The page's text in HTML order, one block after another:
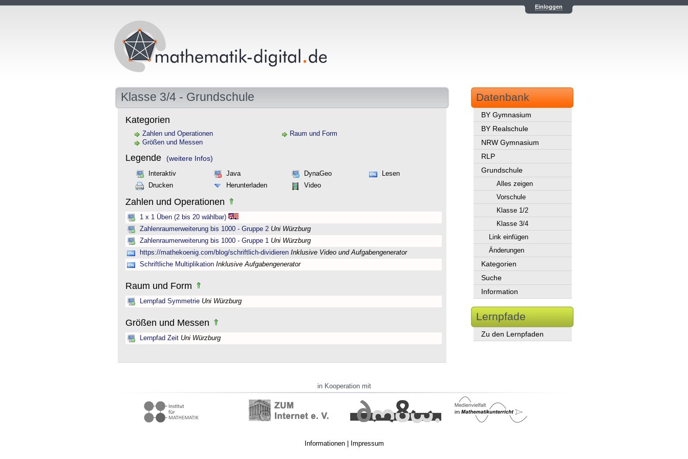
Einloggen
Klasse 3/4 - Grundschule
Kategorien
Zahlen und Operationen
Raum und Form
Größen und Messen
Legende (weitere Infos)
Interaktiv Java DynaGeo
Lesen
Drucken
Herunterladen Video
Zahlen und Operationen
1 x 1 Üben (2 bis 20 wählbar)
Zahlenraumerweiterung bis 1000 - Gruppe 2 Uni Würzburg
Zahlenraumerweiterung bis 1000 - Gruppe 1 Uni Würzburg
https://mathekoenig.com/blog/schriftlich-dividieren Inklusive Video und Aufgabengenerator
Schriftliche Multiplikation Inklusive Aufgabengenerator
Raum und Form
Lernpfad Symmetrie Uni Würzburg
Größen und Messen
Lernpfad Zeit Uni Würzburg
Datenbank
BY Gymnasium
BY Realschule
NRW Gymnasium
RLP
Grundschule
Alles zeigen
Vorschule
Klasse 1/2
Klasse 3/4
Link einfügen
Änderungen
Kategorien
Suche
Information
Lernpfade
Zu den Lernpfaden
in Kooperation mit
Informationen| Impressum